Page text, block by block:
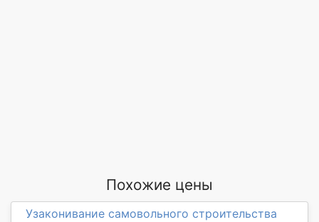
Похожие цены
Узаконивание самовольного строительства